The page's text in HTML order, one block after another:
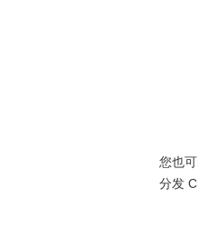
您也
分发